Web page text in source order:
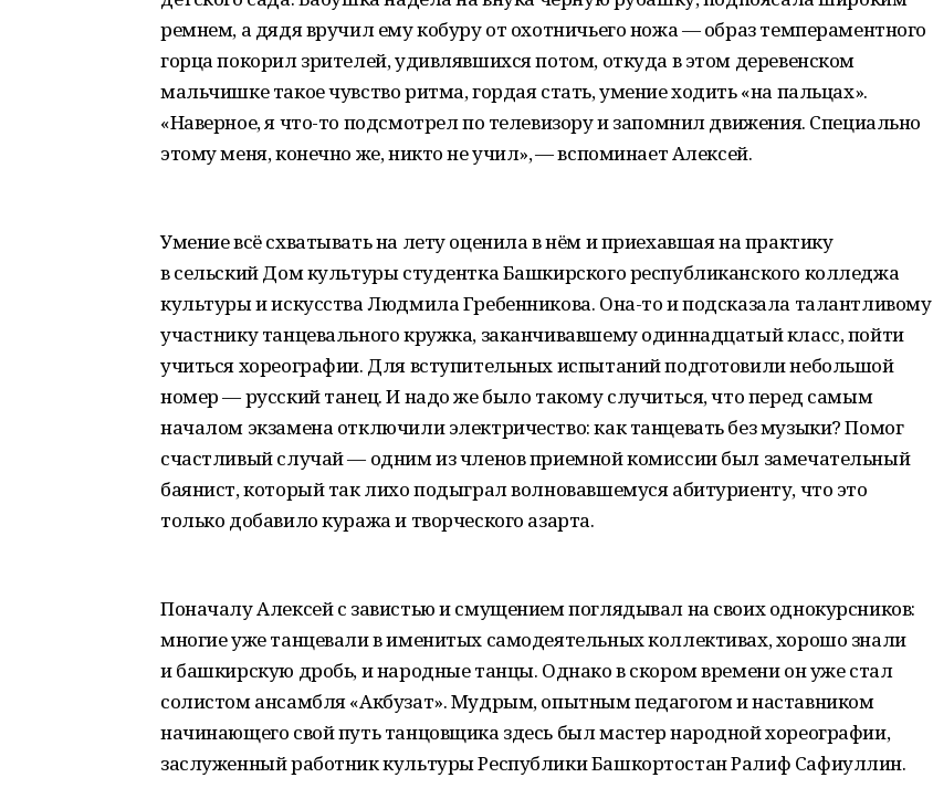
ремнем, а дядя вручил ему кобуру от охотничьего ножа — образ темпераментного
горца покорил зрителей, удивлявшихся потом, откуда в этом деревенском
мальчишке такое чувство ритма, гордая стать, умение ходить «на пальцах».
«Наверное, я что-то подсмотрел по телевизору и запомнил движения. Специально
этому меня, конечно же, никто не учил», — вспоминает Алексей.
Умение всё схватывать на лету оценила в нём и приехавшая на практику
в сельский Дом культуры студентка Башкирского республиканского колледжа
культуры и искусства Людмила Гребенникова. Она-то и подсказала талантливому
участнику танцевального кружка, заканчивавшему одиннадцатый класс, пойти
учиться хореографии. Для вступительных испытаний подготовили небольшой
номер — русский танец. И надо же было такому случиться, что перед самым
началом экзамена отключили электричество: как танцевать без музыки? Помог
счастливый случай — одним из членов приемной комиссии был замечательный
баянист, который так лихо подыграл волновавшемуся абитуриенту, что это
только добавило куража и творческого азарта.
Поначалу Алексей с завистью и смущением поглядывал на своих однокурсников:
многие уже танцевали в именитых самодеятельных коллективах, хорошо знали
и башкирскую дробь, и народные танцы. Однако в скором времени он уже стал
солистом ансамбля «Акбузат». Мудрым, опытным педагогом и наставником
начинающего свой путь танцовщика здесь был мастер народной хореографии,
заслуженный работник культуры Республики Башкортостан Ралиф Сафиуллин.